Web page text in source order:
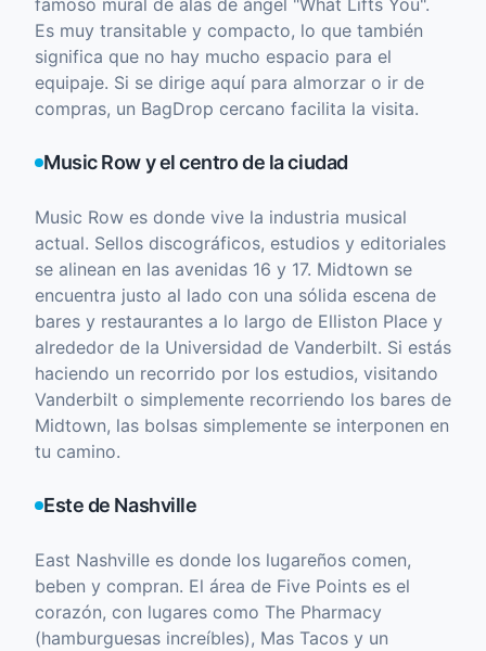
famoso mural de alas de ángel "What Lifts You".
Es muy transitable y compacto, lo que también
significa que no hay mucho espacio para el
equipaje. Si se dirige aquí para almorzar o ir de
compras, un BagDrop cercano facilita la visita.
Music Row y el centro de la ciudad
Music Row es donde vive la industria musical
actual. Sellos discográficos, estudios y editoriales
se alinean en las avenidas 16 y 17. Midtown se
encuentra justo al lado con una sólida escena de
bares y restaurantes a lo largo de Elliston Place y
alrededor de la Universidad de Vanderbilt. Si estás
haciendo un recorrido por los estudios, visitando
Vanderbilt o simplemente recorriendo los bares de
Midtown, las bolsas simplemente se interponen en
tu camino.
Este de Nashville
East Nashville es donde los lugareños comen,
beben y compran. El área de Five Points es el
corazón, con lugares como The Pharmacy
(hamburguesas increíbles), Mas Tacos y un